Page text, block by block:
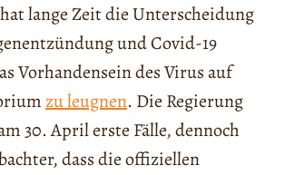
lange Zeit die Unterscheidung
und Covid-19
Vorhandensein des Virus auf
zu leugnen. Die Regierung
30. April erste Fälle, dennoch
dass die offiziellen